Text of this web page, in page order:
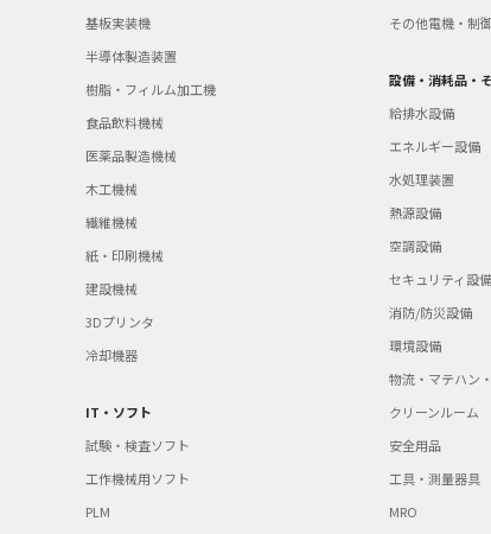
基板実装機
半導体製造装置
樹脂・フィルム加工機
食品飲料機械
医薬品製造機械
木工機械
繊維機械
紙・印刷機械
建設機械
3Dプリンタ
冷却機器
IT・ソフト
試験・検査ソフト
工作機械用ソフト
PLM
その他電機・制御
設備・消耗品・
給排水設備
エネルギー設備
水処理装置
熱源設備
空調設備
セキュリティ設備
消防/防災設備
環境設備
物流・マテハン
クリーンルーム
安全用品
工具・測量器具
MRO